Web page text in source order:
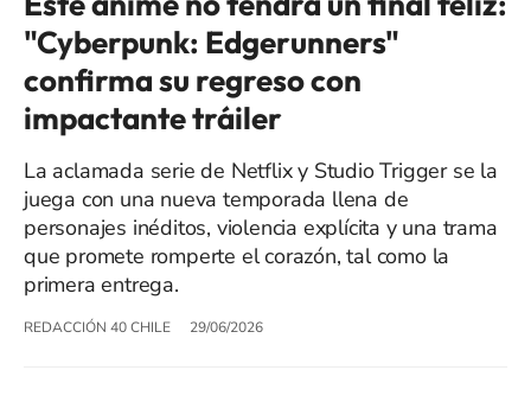
"Cyberpunk: Edgerunners"
confirma su regreso con
impactante tráiler
La aclamada serie de Netflix y Studio Trigger se la
juega con una nueva temporada llena de
personajes inéditos, violencia explícita y una trama
que promete romperte el corazón, tal como la
primera entrega.
REDACCIÓN 40 CHILE 29/06/2026